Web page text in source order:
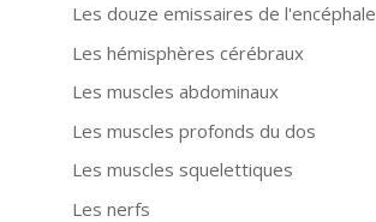
Les douze emissaires de l'encéphale
Les hémisphères cérébraux
Les muscles abdominaux
Les muscles profonds du dos
Les muscles squelettiques
Les nerfs